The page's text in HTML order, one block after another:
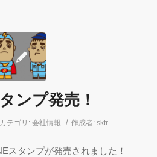
ンプ発売！
カテゴリ:会社情報 / 作成者:sktr
スタンプが発売されました！